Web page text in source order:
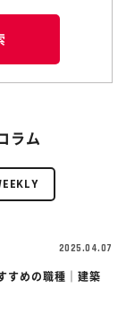
ラム
2025.04.07
すめの職種｜建築